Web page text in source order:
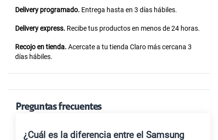
Delivery programado. Entrega hasta en 3 días hábiles.
Delivery express. Recibe tus productos en menos de 24 horas.
Recojo en tienda. Acercate a tu tienda Claro más cercana 3
días hábiles.
Preguntas frecuentes
¿Cuál es la diferencia entre el Samsung